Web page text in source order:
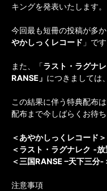
キングを発表いたします。
今回最も短冊の投稿が多
やかしっくレコード 」です
また、「ラスト・ラグナ
RANSE」 につきましては
この結果に伴う特典配布
配布まで今しばらくお待ち
＜あやかしっくレコード＞
＜ラスト・ラグナレク -放
＜三国RANSE –天下三分-
注意事項